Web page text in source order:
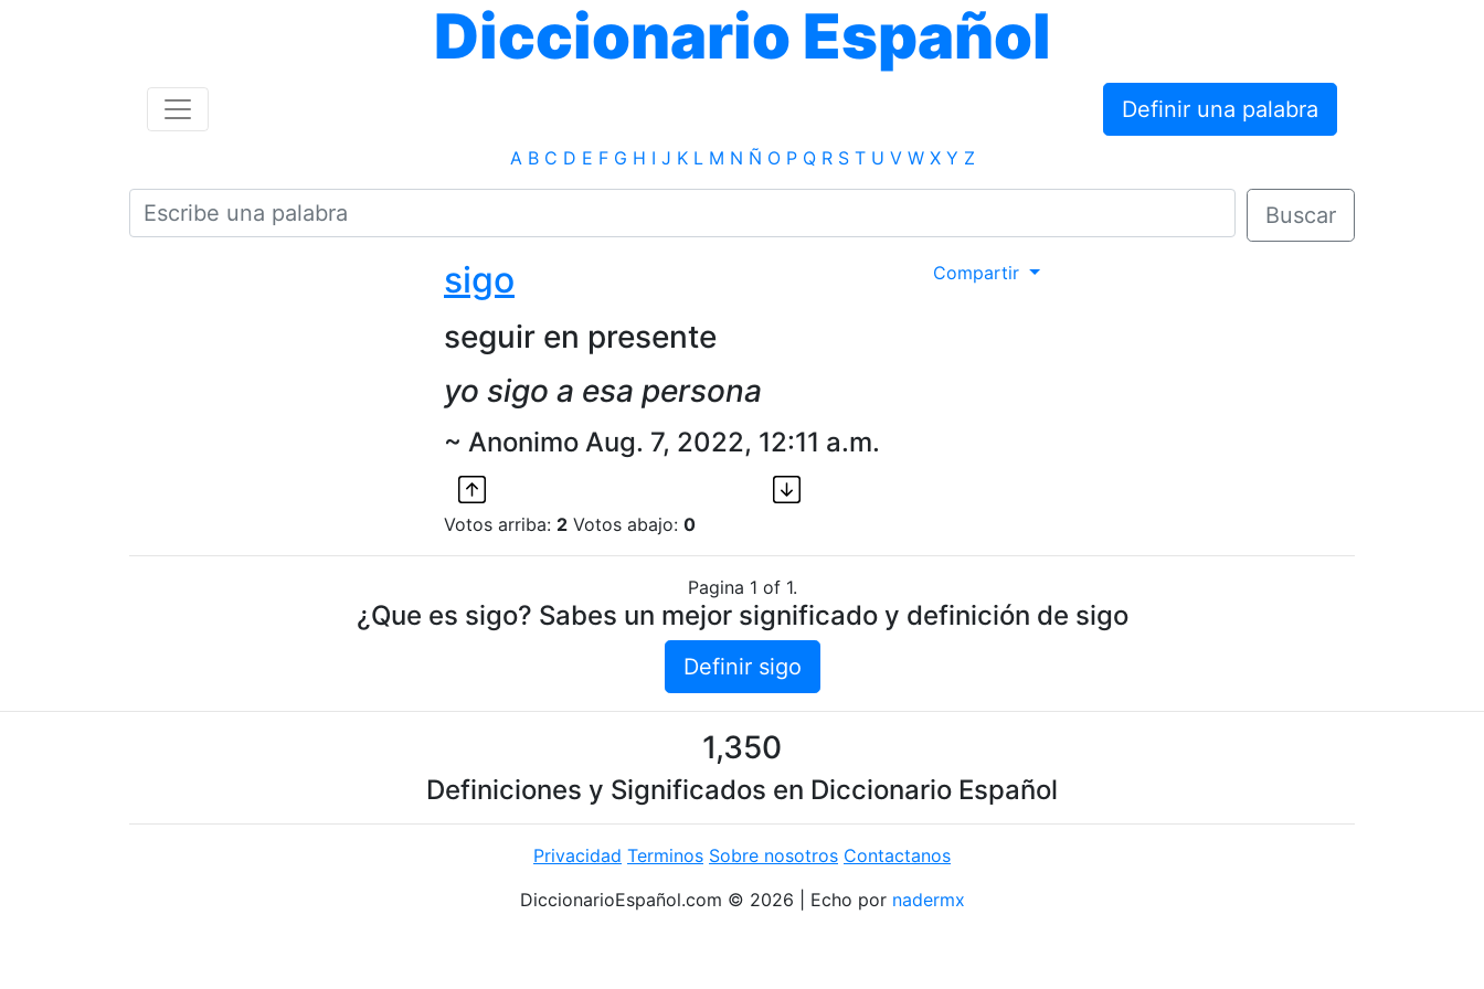
Diccionario Español
Definir una palabra
A B C D E F G H I J K L M N Ñ O P Q R S T U V W X Y Z
Buscar
Compartir
sigo
seguir en presente
yo sigo a esa persona
~ Anonimo Aug. 7, 2022, 12:11 a.m.
Votos arriba: 2 Votos abajo: 0
Pagina 1 of 1.
¿Que es sigo? Sabes un mejor significado y definición de sigo
Definir sigo
1,350
Definiciones y Significados en Diccionario Español
Privacidad Terminos Sobre nosotros Contactanos
DiccionarioEspañol.com © 2026 | Echo por nadermx